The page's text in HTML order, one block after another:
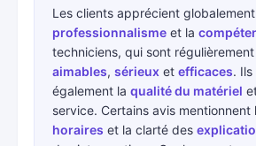
Les clients apprécient
professionnalisme et la
techniciens, qui sont
aimables, sérieux et efficaces.
également la qualité du matériel
service. Certains avis mentionnent
horaires et la clarté des